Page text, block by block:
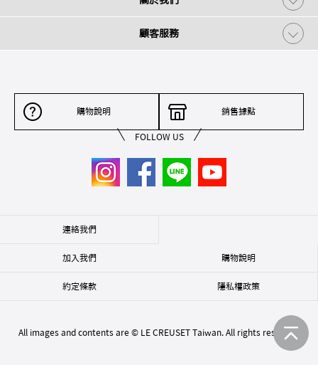
顧客服務
購物說明 銷售據點
FOLLOW US
連絡我們
加入我們 購物說明
約定條款 隱私權政策
All images and contents are © LE CREUSET Taiwan. All rights reserved.